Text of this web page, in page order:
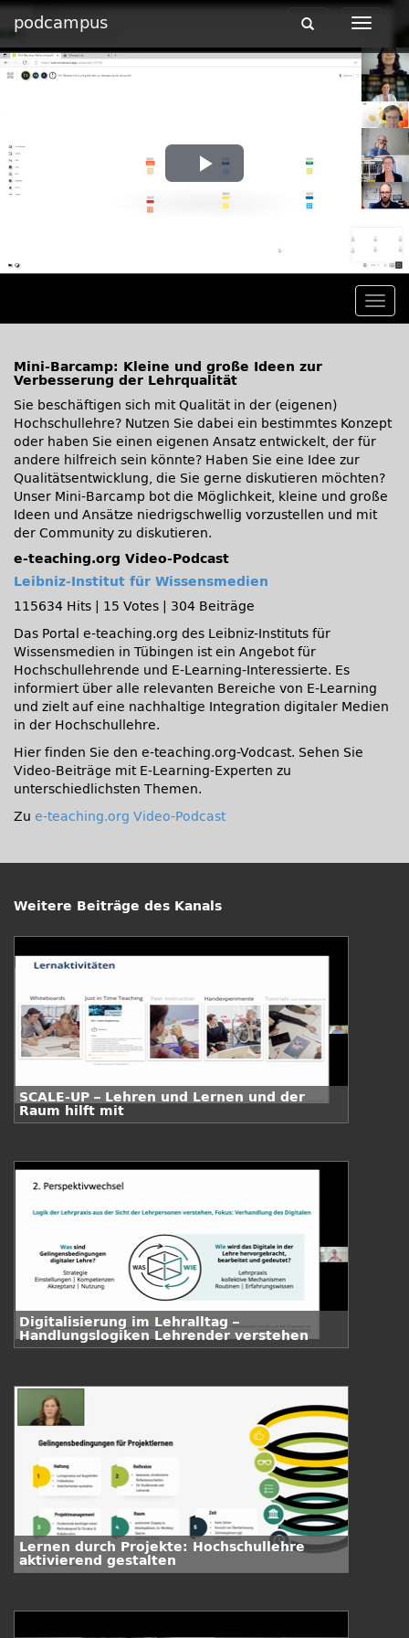
podcampus
Toggle
Toggle
Play
Mini-Barcamp: Kleine und große Ideen zur
Verbesserung der Lehrqualität
Sie beschäftigen sich mit Qualität in der (eigenen)
Hochschullehre? Nutzen Sie dabei ein bestimmtes Konzept
oder haben Sie einen eigenen Ansatz entwickelt, der für
andere hilfreich sein könnte? Haben Sie eine Idee zur
Qualitätsentwicklung, die Sie gerne diskutieren möchten?
Unser Mini-Barcamp bot die Möglichkeit, kleine und große
Ideen und Ansätze niedrigschwellig vorzustellen und mit
der Community zu diskutieren.
e-teaching.org Video-Podcast
Leibniz-Institut für Wissensmedien
115634 Hits
15 Votes
304 Beiträge
Das Portal e-teaching.org des Leibniz-Instituts für
Wissensmedien in Tübingen ist ein Angebot für
Hochschullehrende und E-Learning-Interessierte. Es
informiert über alle relevanten Bereiche von E-Learning
und zielt auf eine nachhaltige Integration digitaler Medien
in der Hochschullehre.
Hier finden Sie den e-teaching.org-Vodcast. Sehen Sie
Video-Beiträge mit E-Learning-Experten zu
unterschiedlichsten Themen.
Zu e-teaching.org Video-Podcast
Weitere Beiträge des Kanals
SCALE-UP – Lehren und Lernen und der
Raum hilft mit
Digitalisierung im Lehralltag –
Handlungslogiken Lehrender verstehen
Lernen durch Projekte: Hochschullehre
aktivierend gestalten